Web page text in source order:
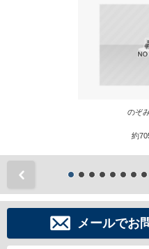
のぞ
約
メールでお